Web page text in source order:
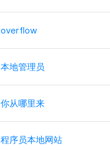
overflow
本地管理员
你从哪里来
程序员本地网站